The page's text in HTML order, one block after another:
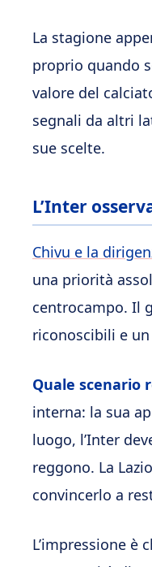
La stagione
proprio quando
valore del
segnali da altri
sue scelte.
L’Inter
Chivu e la
una priorità
centrocampo. Il
riconoscibili e
Quale scenario
interna: la sua
luogo, l’Inter
reggono. La
convincerlo a
L’impressione è